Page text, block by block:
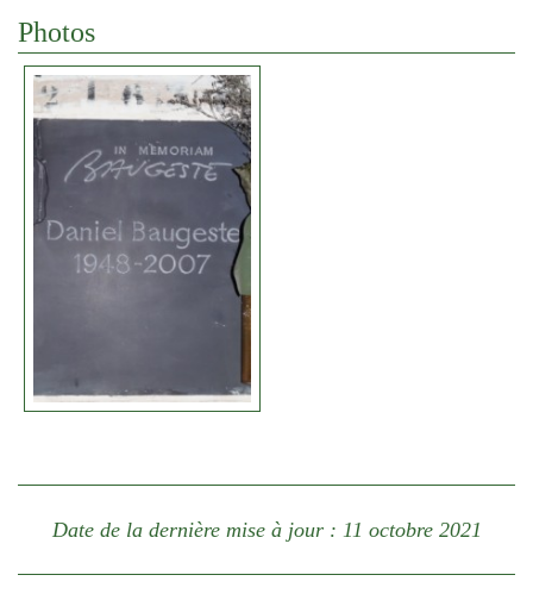
Photos
Date de la dernière mise à jour : 11 octobre 2021